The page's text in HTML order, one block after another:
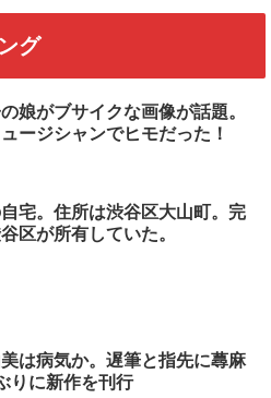
グ
娘がブサイクな画像が話題。
ージシャンでヒモだった！
宅。住所は渋谷区大山町。完
区が所有していた。
は病気か。遅筆と指先に蕁麻
りに新作を刊行